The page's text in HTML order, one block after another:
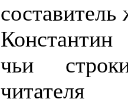
чьи